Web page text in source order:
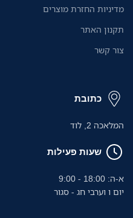
מדיניות החזרת מוצרים
תקנון האתר
צור קשר
כתובת
המלאכה 2, לוד
שעות פעילות
א-ה: 18:00 - 9:00
יום ו וערבי חג - סגור